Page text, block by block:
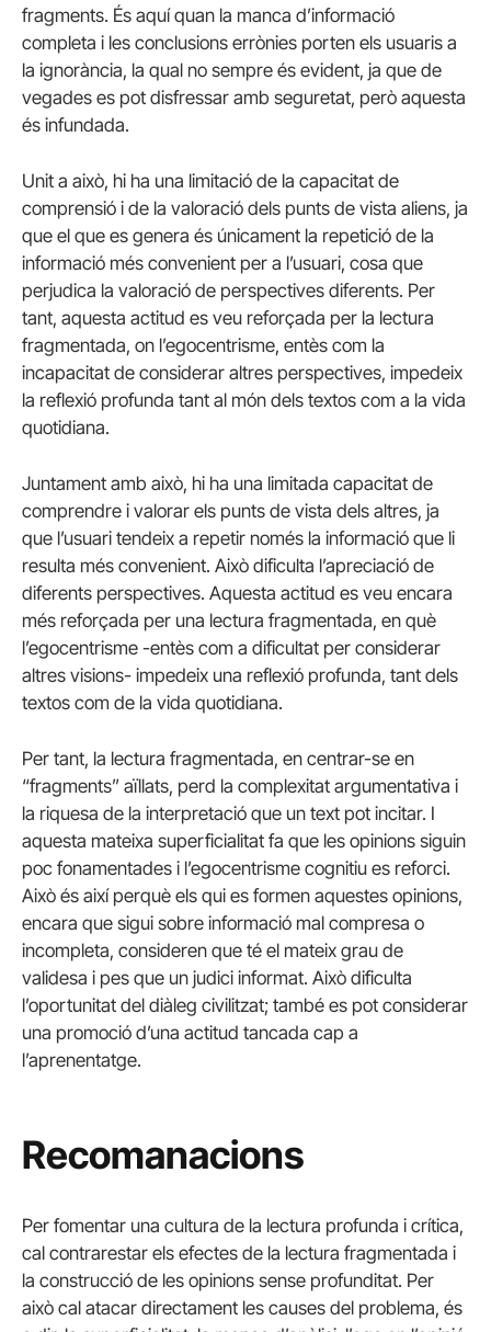
fragments. És aquí quan la manca d’informació
completa i les conclusions errònies porten els usuaris a
la ignorància, la qual no sempre és evident, ja que de
vegades es pot disfressar amb seguretat, però aquesta
és infundada.
Unit a això, hi ha una limitació de la capacitat de
comprensió i de la valoració dels punts de vista aliens, ja
que el que es genera és únicament la repetició de la
informació més convenient per a l’usuari, cosa que
perjudica la valoració de perspectives diferents. Per
tant, aquesta actitud es veu reforçada per la lectura
fragmentada, on l’egocentrisme, entès com la
incapacitat de considerar altres perspectives, impedeix
la reflexió profunda tant al món dels textos com a la vida
quotidiana.
Juntament amb això, hi ha una limitada capacitat de
comprendre i valorar els punts de vista dels altres, ja
que l’usuari tendeix a repetir només la informació que li
resulta més convenient. Això dificulta l’apreciació de
diferents perspectives. Aquesta actitud es veu encara
més reforçada per una lectura fragmentada, en què
l’egocentrisme -entès com a dificultat per considerar
altres visions- impedeix una reflexió profunda, tant dels
textos com de la vida quotidiana.
Per tant, la lectura fragmentada, en centrar-se en
“fragments” aïllats, perd la complexitat argumentativa i
la riquesa de la interpretació que un text pot incitar. I
aquesta mateixa superficialitat fa que les opinions siguin
poc fonamentades i l’egocentrisme cognitiu es reforci.
Això és així perquè els qui es formen aquestes opinions,
encara que sigui sobre informació mal compresa o
incompleta, consideren que té el mateix grau de
validesa i pes que un judici informat. Això dificulta
l’oportunitat del diàleg civilitzat; també es pot considerar
una promoció d’una actitud tancada cap a
l’aprenentatge.
Recomanacions
Per fomentar una cultura de la lectura profunda i crítica,
cal contrarestar els efectes de la lectura fragmentada i
la construcció de les opinions sense profunditat. Per
això cal atacar directament les causes del problema, és